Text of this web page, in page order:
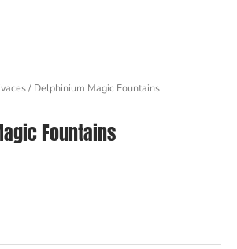
/ Delphinium Magic Fountains
Fountains